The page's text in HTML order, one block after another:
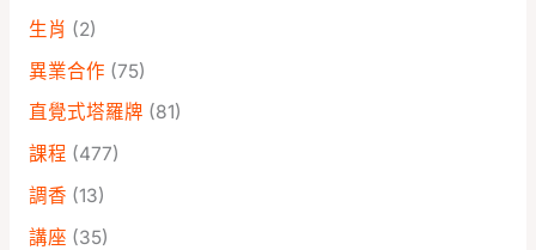
生肖 (2)
異業合作 (75)
直覺式塔羅牌 (81)
課程 (477)
調香 (13)
講座 (35)